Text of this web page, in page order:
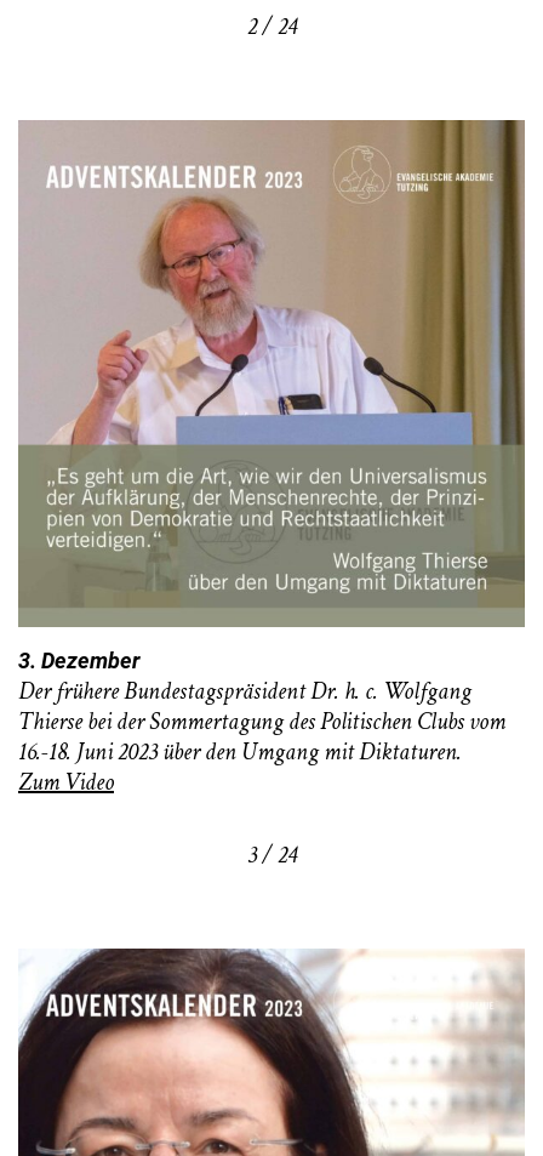
2 / 24
3. Dezember
Der frühere Bundestagspräsident Dr. h. c. Wolfgang
Thierse bei der Sommertagung des Politischen Clubs vom
16.-18. Juni 2023 über den Umgang mit Diktaturen.
Zum Video
3 / 24